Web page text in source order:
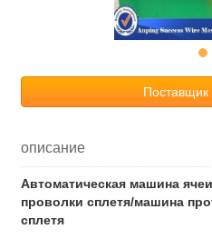
Поставщик
описание
Автоматическая машина
проволки сплетя/машина
сплетя